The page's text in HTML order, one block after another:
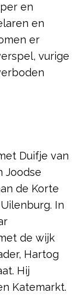
en
en
er
vurige
Duifje van
Joodse
de Korte
In
de wijk
Hartog
Hij
Katemarkt.